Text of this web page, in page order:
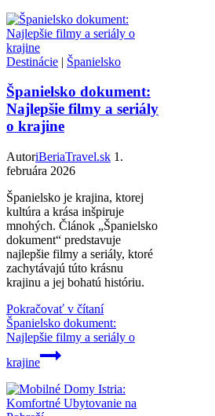
Destinácie | Španielsko
Španielsko dokument:
Najlepšie filmy a seriály
o krajine
AutoriBeriaTravel.sk 1.
februára 2026
Španielsko je krajina, ktorej
kultúra a krása inšpiruje
mnohých. Článok „Španielsko
dokument“ predstavuje
najlepšie filmy a seriály, ktoré
zachytávajú túto krásnu
krajinu a jej bohatú históriu.
Pokračovať v čítaní
Španielsko dokument:
Najlepšie filmy a seriály o
krajine